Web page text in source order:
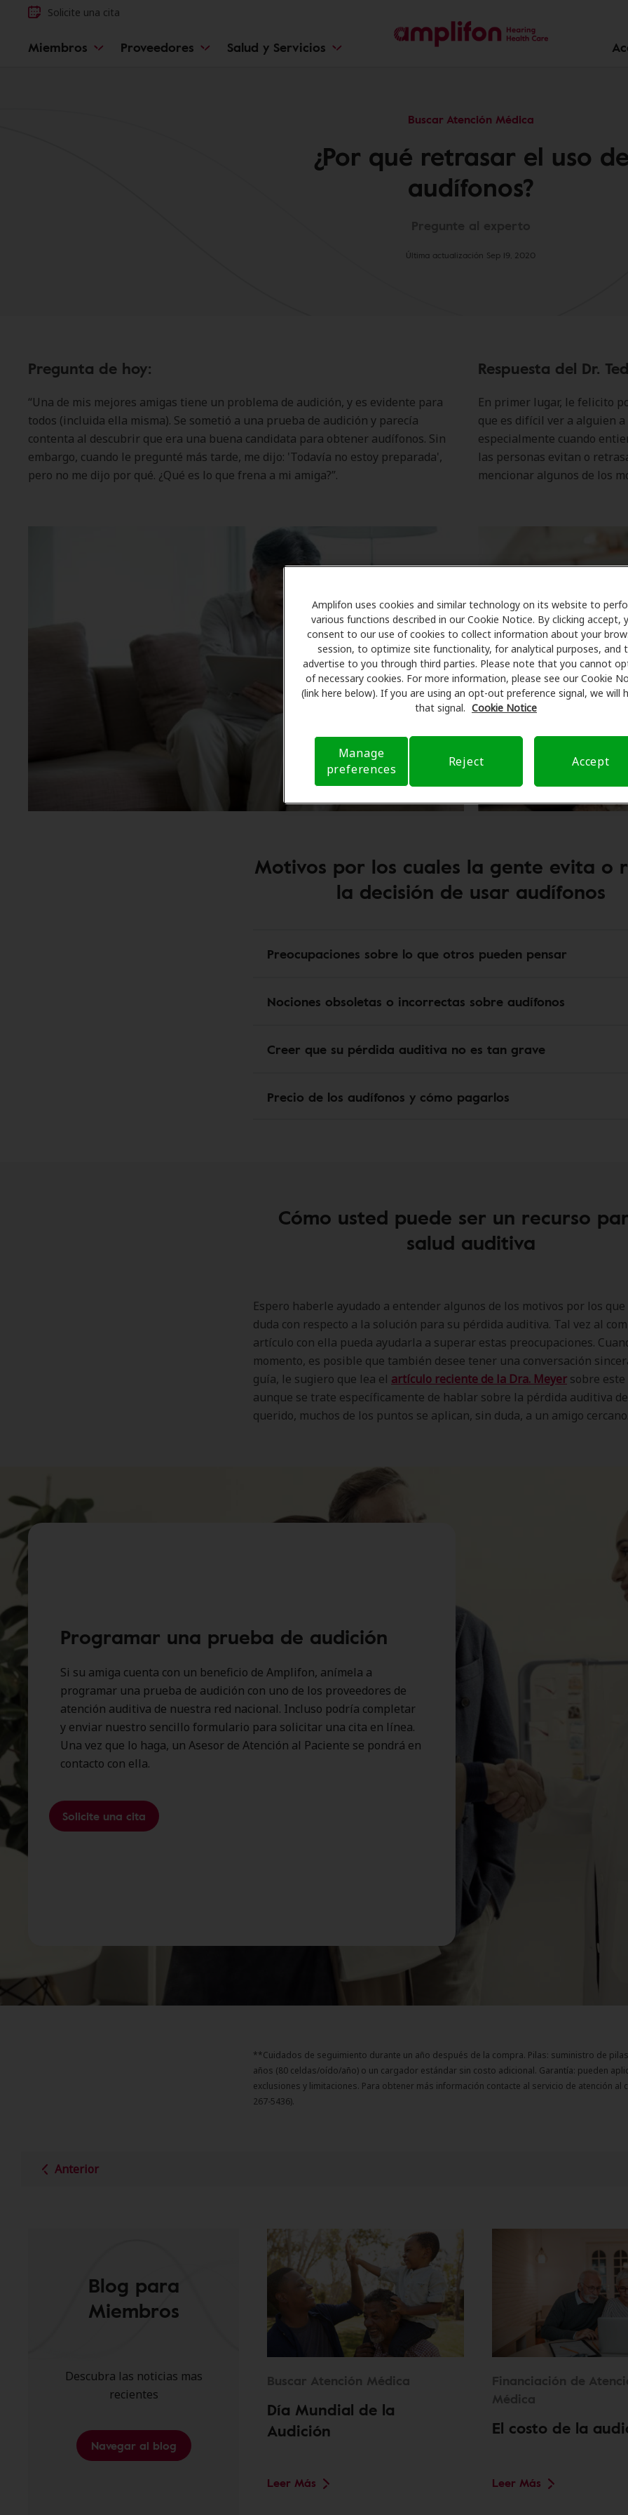
Amplifon uses cookies and similar technology on its website to
various functions described in our Cookie Notice. By clicking accept,
consent to our use of cookies to collect information about your
session, to optimize site functionality, for analytical purposes, and
advertise to you through third parties. Please note that you cannot
of necessary cookies. For more information, please see our Cookie
(link here below). If you are using an opt-out preference signal, we will
that signal. Cookie Notice
Manage
preferences
Reject Accept
Solicite una cita
Miembros Proveedores Salud y Servicios
Buscar Atención Médica
¿Por qué retrasar el uso
audífonos?
Última actualización Sep 19, 2020
Pregunta de hoy:
“Una de mis mejores amigas tiene un problema de audición, y es evidente para
todos (incluida ella misma). Se sometió a una prueba de audición y parecía
contenta al descubrir que era una buena candidata para obtener audífonos. Sin
embargo, cuando le pregunté más tarde, me dijo: 'Todavía no estoy preparada',
pero no me dijo por qué. ¿Qué es lo que frena a mi amiga?”.
Respuesta del Dr.
En primer lugar, le felicito
que es difícil ver a alguien
especialmente cuando
las personas evitan o
mencionar algunos de los
Motivos por los cuales la gente evita o
la decisión de usar audífonos
Preocupaciones sobre lo que otros pueden pensar
Nociones obsoletas o incorrectas sobre audífonos
Creer que su pérdida auditiva no es tan grave
Precio de los audífonos y cómo pagarlos
Cómo usted puede ser un recurso
salud auditiva
Espero haberle ayudado a entender algunos de los motivos por los
duda con respecto a la solución para su pérdida auditiva. Tal vez al
artículo con ella pueda ayudarla a superar estas preocupaciones.
momento, es posible que también desee tener una conversación
guía, le sugiero que lea el artículo reciente de la Dra. Meyer sobre este
aunque se trate específicamente de hablar sobre la pérdida auditiva
querido, muchos de los puntos se aplican, sin duda, a un amigo
Programar una prueba de audición
Si su amiga cuenta con un beneficio de Amplifon, anímela a
programar una prueba de audición con uno de los proveedores de
atención auditiva de nuestra red nacional. Incluso podría completar
y enviar nuestro sencillo formulario para solicitar una cita en línea.
Una vez que lo haga, un Asesor de Atención al Paciente se pondrá en
contacto con ella.
Solicite una cita
**Cuidados de seguimiento durante un año después de la compra. Pilas: suministro de
años (80 celdas/oído/año) o un cargador estándar sin costo adicional. Garantía: pueden
exclusiones y limitaciones. Para obtener más información contacte al servicio de atención al
267-5436).
Anterior
Blog para
Miembros
Descubra las noticias mas
recientes
Navegar al blog
Buscar Atención Médica
Día Mundial de la
Audición
Leer Más
Financiación de
Médica
El costo de la
Leer Más